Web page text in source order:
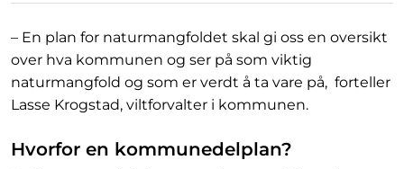
– En plan for naturmangfoldet skal gi oss en oversikt
over hva kommunen og ser på som viktig
naturmangfold og som er verdt å ta vare på, forteller
Lasse Krogstad, viltforvalter i kommunen.
Hvorfor en kommunedelplan?